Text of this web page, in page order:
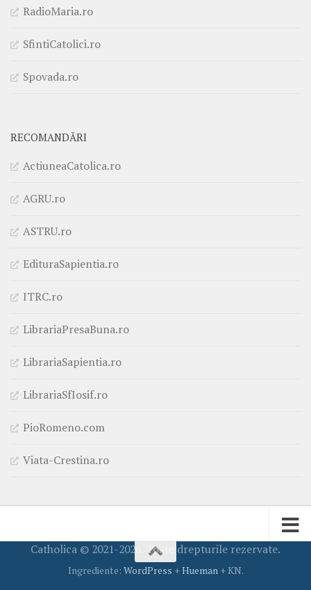
RadioMaria.ro
SfintiCatolici.ro
Spovada.ro
RECOMANDĂRI
ActiuneaCatolica.ro
AGRU.ro
ASTRU.ro
EdituraSapientia.ro
ITRC.ro
LibrariaPresaBuna.ro
LibrariaSapientia.ro
LibrariaSfIosif.ro
PioRomeno.com
Viata-Crestina.ro
Catholica © 2021-2026. Toate drepturile rezervate.
Ingrediente: WordPress +Hueman+ KN.